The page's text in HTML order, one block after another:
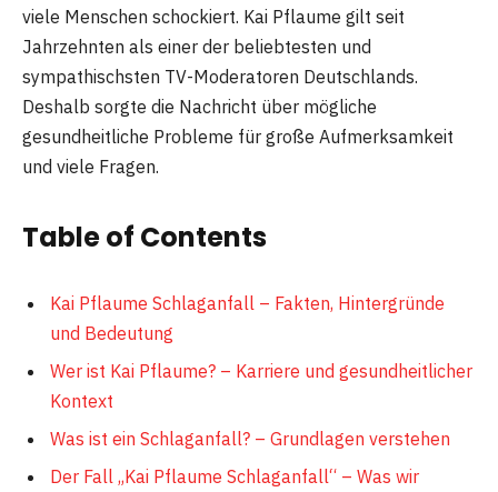
viele Menschen schockiert. Kai Pflaume gilt seit
Jahrzehnten als einer der beliebtesten und
sympathischsten TV-Moderatoren Deutschlands.
Deshalb sorgte die Nachricht über mögliche
gesundheitliche Probleme für große Aufmerksamkeit
und viele Fragen.
Table of Contents
Kai Pflaume Schlaganfall – Fakten, Hintergründe
und Bedeutung
Wer ist Kai Pflaume? – Karriere und gesundheitlicher
Kontext
Was ist ein Schlaganfall? – Grundlagen verstehen
Der Fall „Kai Pflaume Schlaganfall“ – Was wir